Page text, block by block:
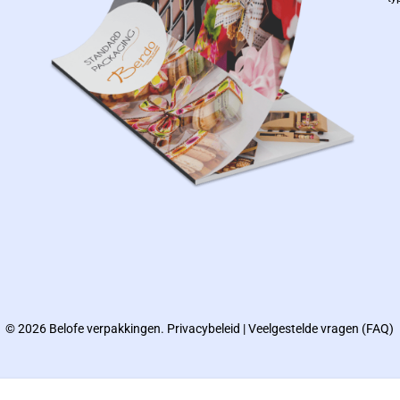
© 2026 Belofe verpakkingen. Privacybeleid |Veelgestelde vragen (FAQ)